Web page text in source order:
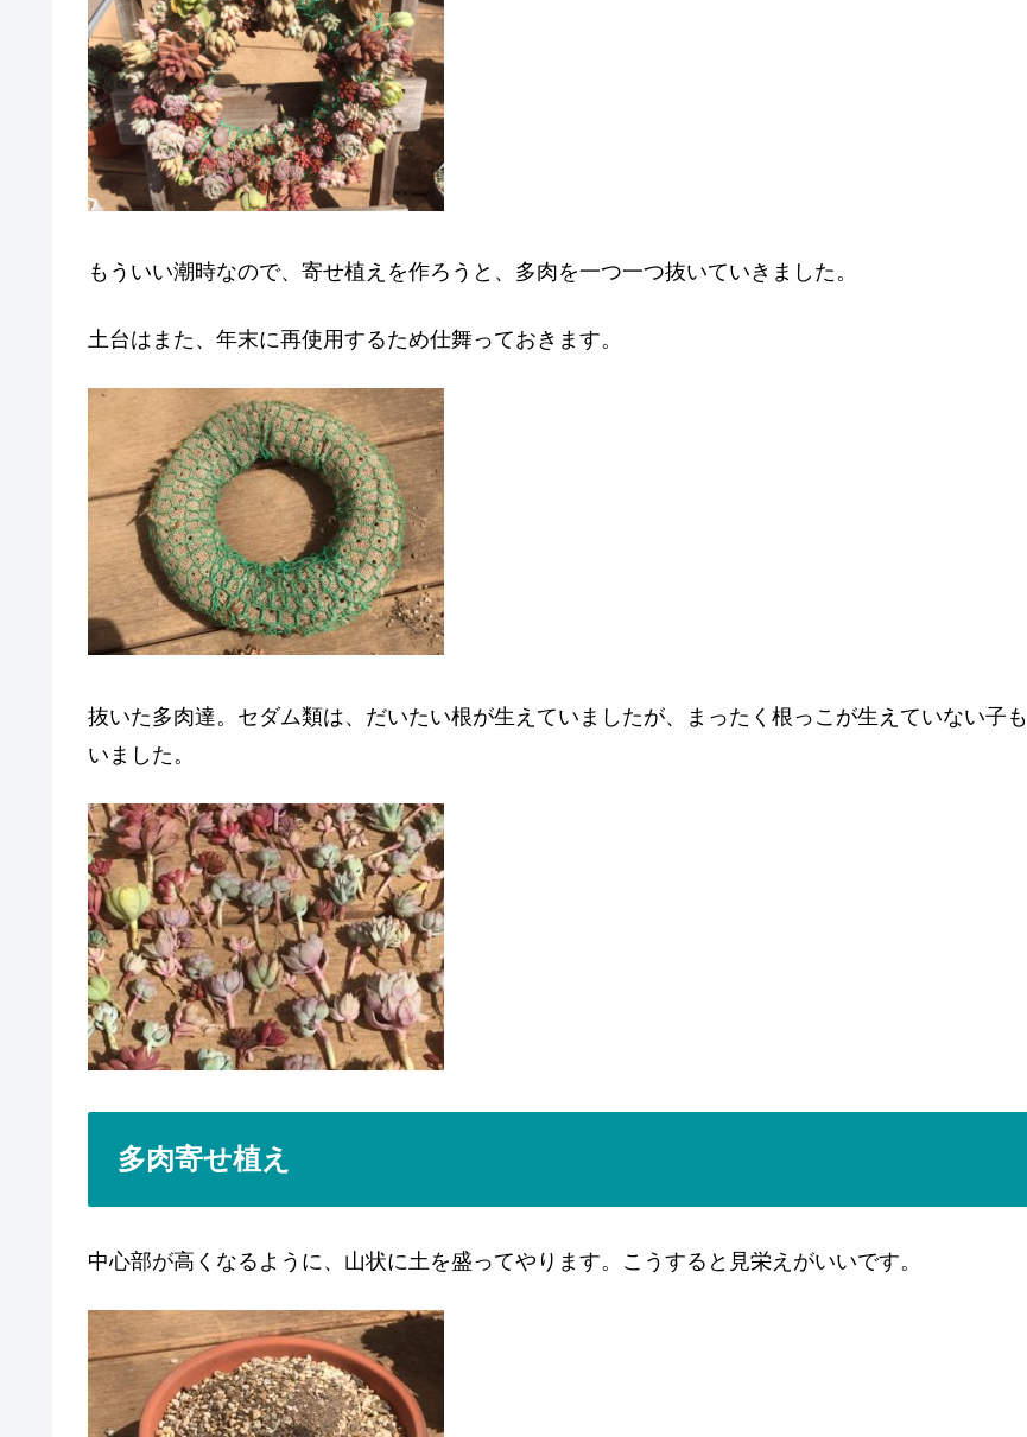
もういい潮時なので、寄せ植えを作ろうと、多肉を一つ一つ抜いていきました。
土台はまた、年末に再使用するため仕舞っておきます。
抜いた多肉達。セダム類は、だいたい根が生えていましたが、まったく根っこが生えていない子も
いました。
多肉寄せ植え
中心部が高くなるように、山状に土を盛ってやります。こうすると見栄えがいいです。